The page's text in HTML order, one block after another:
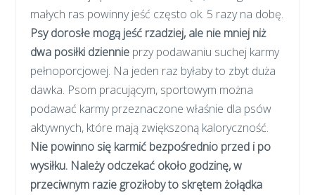
małych ras powinny jeść często ok. 5 razy na dobę.
Psy dorosłe mogą jeść rzadziej, ale nie mniej niż
dwa posiłki dziennie przy podawaniu suchej karmy
pełnoporcjowej. Na jeden raz byłaby to zbyt duża
dawka. Psom pracującym, sportowym można
podawać karmy przeznaczone właśnie dla psów
aktywnych, które mają zwiększoną kaloryczność.
Nie powinno się karmić bezpośrednio przed i po
wysiłku. Należy odczekać około godzinę, w
przeciwnym razie groziłoby to skrętem żołądka